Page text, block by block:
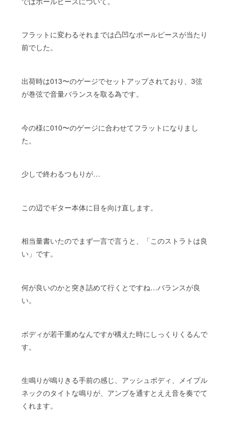
フラットに変わるそれまでは凸凹なポールピースが当たり
前でした。
出荷時は013〜のゲージでセットアップされており、3弦
が巻弦で音量バランスを取る為です。
今の様に010〜のゲージに合わせてフラットになりまし
た。
少しで終わるつもりが…
この辺でギター本体に目を向け直します。
相当量書いたのでまず一言で言うと、「このストラトは良
い」です。
何が良いのかと突き詰めて行くとですね…バランスが良
い。
ボディが若干重めなんですが構えた時にしっくりくるんで
す。
生鳴りが鳴りきる手前の感じ、アッシュボディ、メイプル
ネックのタイトな鳴りが、アンプを通すとええ音を奏でて
くれます。